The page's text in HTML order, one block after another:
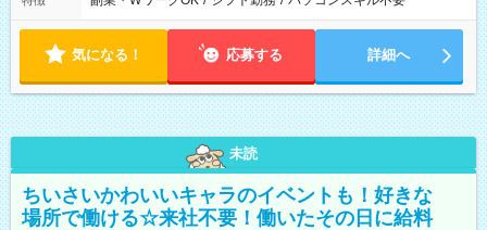
気になる！ 応募する 詳細へ
未読
ちいさいかわいいキャラのイベントも！好きな
場所で働ける☆来社不要！働いたその日に給料